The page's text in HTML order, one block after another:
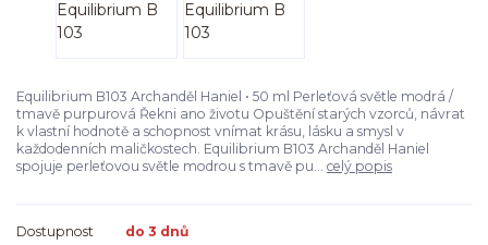
Equilibrium B103 Archanděl Haniel • 50 ml Perleťová světle modrá /
tmavě purpurová Řekni ano životu Opuštění starých vzorců, návrat
k vlastní hodnotě a schopnost vnímat krásu, lásku a smysl v
každodenních maličkostech. Equilibrium B103 Archanděl Haniel
spojuje perleťovou světle modrou s tmavě pu... celý popis
Dostupnost do 3 dnů